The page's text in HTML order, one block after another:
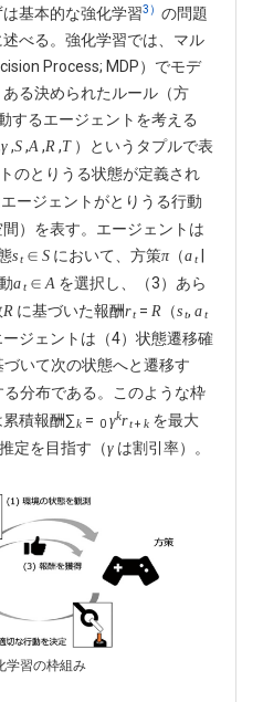
基本的な強化学習3） の問題
べる。強化学習では、マル
Process; MDP）でモデ
る決められたルール（方
するエージェントを考える
γ ,S ,A ,R ,T）というタプルで表
のとりうる状態が定義され
ージェントがとりうる行動
）を表す。エージェントは
st ∈ S において、方策π（at|
at ∈ A を選択し、（3）あら
R に基づいた報酬rt = R （st, at
ジェントは（4）状態遷移確
いて次の状態へと遷移す
分布である。このような枠
積報酬∑k = 0 γkrt+ k を最大
定を目指す（γ は割引率）。
習の枠組み